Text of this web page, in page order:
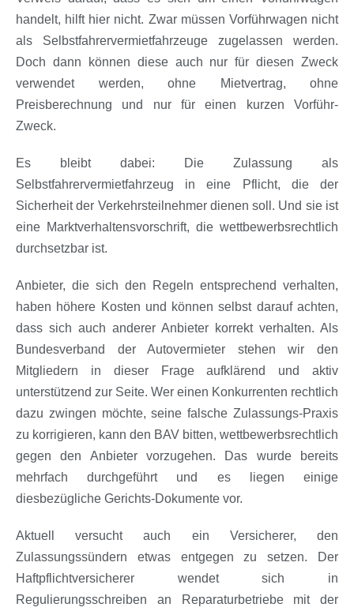
handelt, hilft hier nicht. Zwar müssen Vorführwagen nicht
als Selbstfahrervermietfahrzeuge zugelassen werden.
Doch dann können diese auch nur für diesen Zweck
verwendet werden, ohne Mietvertrag, ohne
Preisberechnung und nur für einen kurzen Vorführ-
Zweck.
Es bleibt dabei: Die Zulassung als
Selbstfahrervermietfahrzeug in eine Pflicht, die der
Sicherheit der Verkehrsteilnehmer dienen soll. Und sie ist
eine Marktverhaltensvorschrift, die wettbewerbsrechtlich
durchsetzbar ist.
Anbieter, die sich den Regeln entsprechend verhalten,
haben höhere Kosten und können selbst darauf achten,
dass sich auch anderer Anbieter korrekt verhalten. Als
Bundesverband der Autovermieter stehen wir den
Mitgliedern in dieser Frage aufklärend und aktiv
unterstützend zur Seite. Wer einen Konkurrenten rechtlich
dazu zwingen möchte, seine falsche Zulassungs-Praxis
zu korrigieren, kann den BAV bitten, wettbewerbsrechtlich
gegen den Anbieter vorzugehen. Das wurde bereits
mehrfach durchgeführt und es liegen einige
diesbezügliche Gerichts-Dokumente vor.
Aktuell versucht auch ein Versicherer, den
Zulassungssündern etwas entgegen zu setzen. Der
Haftpflichtversicherer wendet sich in
Regulierungsschreiben an Reparaturbetriebe mit der